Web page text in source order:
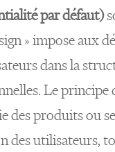
par défaut)
» impose aux
dans la
Le
des produits ou
des utilisateurs,